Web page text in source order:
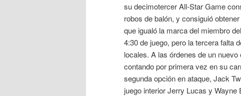
su decimotercer All-Star Game
robos de balón, y consiguió
que igualó la marca del miembro
4:30 de juego, pero la tercera falta
locales. A las órdenes de un
contando por primera vez en su
segunda opción en ataque, Jack
juego interior Jerry Lucas y